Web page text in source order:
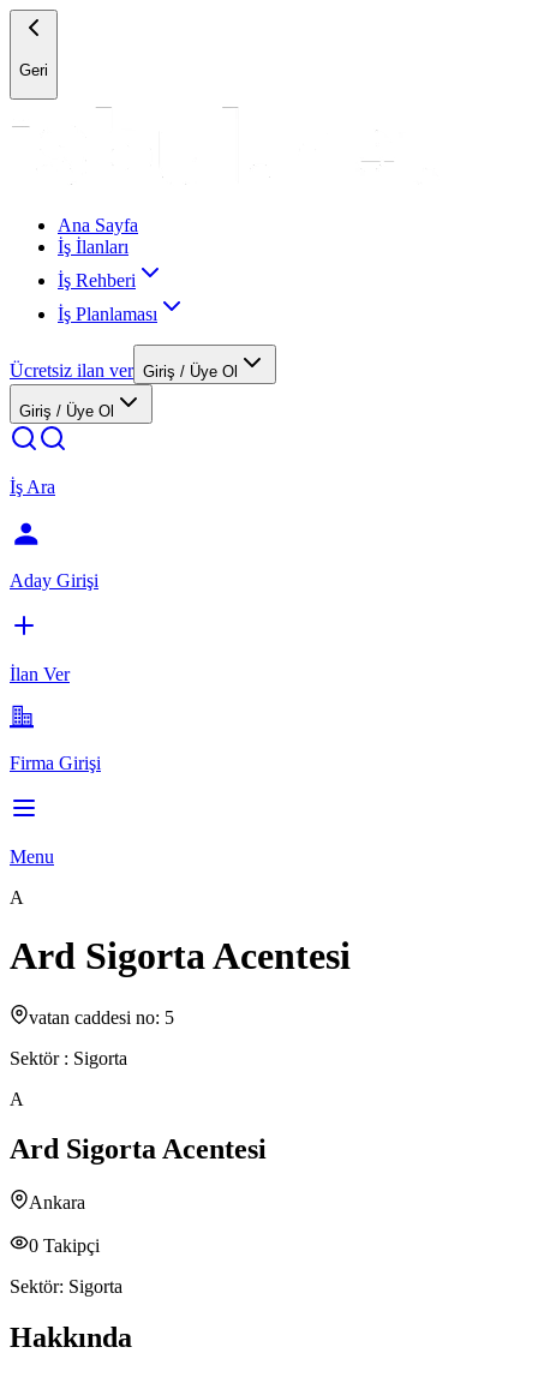
Geri
Ana Sayfa
İş İlanları
İş Rehberi
İş Planlaması
Ücretsiz ilan ver Giriş / Üye Ol
Giriş / Üye Ol
İş Ara
Aday Girişi
İlan Ver
Firma Girişi
Menu
A
Ard Sigorta Acentesi
vatan caddesi no: 5
Sektör : Sigorta
A
Ard Sigorta Acentesi
Ankara
0 Takipçi
Sektör: Sigorta
Hakkında